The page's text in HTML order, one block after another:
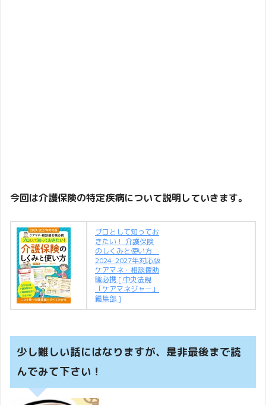
今回は介護保険の特定疾病について説明していきます。
プロとして知ってお
きたい！ 介護保険
のしくみと使い方
2024-2027年対応版
ケアマネ・相談援助
職必携 [ 中央法規
「ケアマネジャー」
編集部 ]
少し難しい話にはなりますが、是非最後まで読
んでみて下さい！